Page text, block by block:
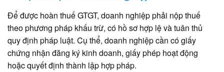
Để được hoàn thuế GTGT, doanh nghiệp phải nộp thuế
theo phương pháp khấu trừ, có hồ sơ hợp lệ và tuân thủ
quy định pháp luật. Cụ thể, doanh nghiệp cần có giấy
chứng nhận đăng ký kinh doanh, giấy phép hoạt động
hoặc quyết định thành lập hợp pháp.